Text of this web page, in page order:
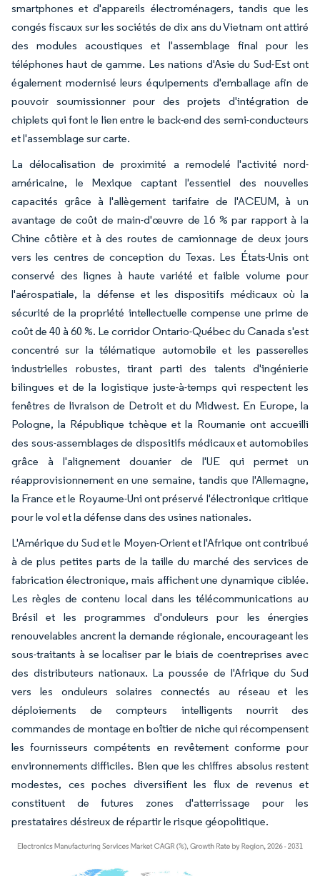
smartphones et d'appareils électroménagers, tandis que les
congés fiscaux sur les sociétés de dix ans du Vietnam ont attiré
des modules acoustiques et l'assemblage final pour les
téléphones haut de gamme. Les nations d'Asie du Sud-Est ont
également modernisé leurs équipements d'emballage afin de
pouvoir soumissionner pour des projets d'intégration de
chiplets qui font le lien entre le back-end des semi-conducteurs
et l'assemblage sur carte.
La délocalisation de proximité a remodelé l'activité nord-
américaine, le Mexique captant l'essentiel des nouvelles
capacités grâce à l'allègement tarifaire de l'ACEUM, à un
avantage de coût de main-d'œuvre de 16 % par rapport à la
Chine côtière et à des routes de camionnage de deux jours
vers les centres de conception du Texas. Les États-Unis ont
conservé des lignes à haute variété et faible volume pour
l'aérospatiale, la défense et les dispositifs médicaux où la
sécurité de la propriété intellectuelle compense une prime de
coût de 40 à 60 %. Le corridor Ontario-Québec du Canada s'est
concentré sur la télématique automobile et les passerelles
industrielles robustes, tirant parti des talents d'ingénierie
bilingues et de la logistique juste-à-temps qui respectent les
fenêtres de livraison de Detroit et du Midwest. En Europe, la
Pologne, la République tchèque et la Roumanie ont accueilli
des sous-assemblages de dispositifs médicaux et automobiles
grâce à l'alignement douanier de l'UE qui permet un
réapprovisionnement en une semaine, tandis que l'Allemagne,
la France et le Royaume-Uni ont préservé l'électronique critique
pour le vol et la défense dans des usines nationales.
L'Amérique du Sud et le Moyen-Orient et l'Afrique ont contribué
à de plus petites parts de la taille du marché des services de
fabrication électronique, mais affichent une dynamique ciblée.
Les règles de contenu local dans les télécommunications au
Brésil et les programmes d'onduleurs pour les énergies
renouvelables ancrent la demande régionale, encourageant les
sous-traitants à se localiser par le biais de coentreprises avec
des distributeurs nationaux. La poussée de l'Afrique du Sud
vers les onduleurs solaires connectés au réseau et les
déploiements de compteurs intelligents nourrit des
commandes de montage en boîtier de niche qui récompensent
les fournisseurs compétents en revêtement conforme pour
environnements difficiles. Bien que les chiffres absolus restent
modestes, ces poches diversifient les flux de revenus et
constituent de futures zones d'atterrissage pour les
prestataires désireux de répartir le risque géopolitique.